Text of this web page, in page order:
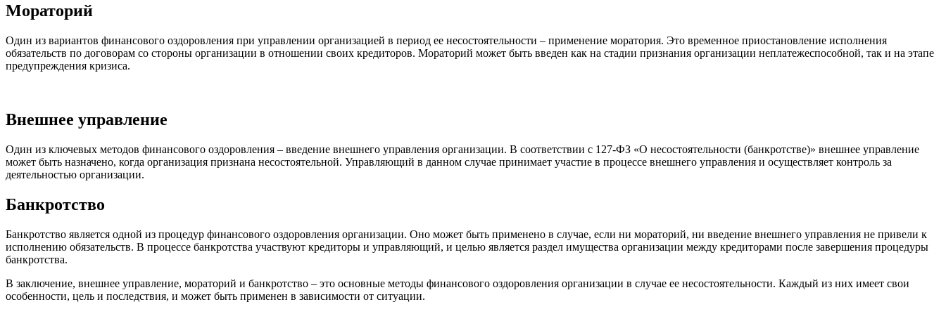
Мораторий
Один из вариантов финансового оздоровления при управлении организацией в период ее несостоятельности – применение моратория. Это временное приостановление исполнения
обязательств по договорам со стороны организации в отношении своих кредиторов. Мораторий может быть введен как на стадии признания организации неплатежеспособной, так и на этапе
предупреждения кризиса.
Внешнее управление
Один из ключевых методов финансового оздоровления – введение внешнего управления организации. В соответствии с 127-ФЗ «О несостоятельности (банкротстве)» внешнее управление
может быть назначено, когда организация признана несостоятельной. Управляющий в данном случае принимает участие в процессе внешнего управления и осуществляет контроль за
деятельностью организации.
Банкротство
Банкротство является одной из процедур финансового оздоровления организации. Оно может быть применено в случае, если ни мораторий, ни введение внешнего управления не привели к
исполнению обязательств. В процессе банкротства участвуют кредиторы и управляющий, и целью является раздел имущества организации между кредиторами после завершения процедуры
банкротства.
В заключение, внешнее управление, мораторий и банкротство – это основные методы финансового оздоровления организации в случае ее несостоятельности. Каждый из них имеет свои
особенности, цель и последствия, и может быть применен в зависимости от ситуации.